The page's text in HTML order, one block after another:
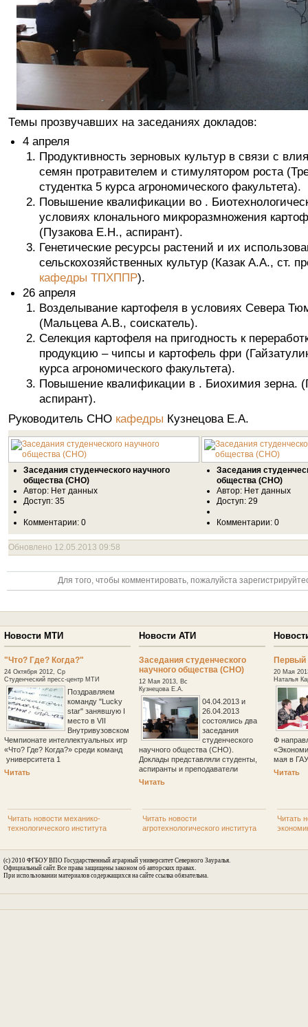
Темы прозвучавших на заседаниях докладов:
4 апреля
Продуктивность зерновых культур в связи с
семян протравителем и стимулятором роста
студентка 5 курса агрономического факультета).
Повышение квалификации во .
условиях клонального микроразмножения
(Пузакова Е.Н., аспирант).
Генетические ресурсы растений и их
сельскохозяйственных культур (Казак А.А., ст.
кафедры ТПХППР).
26 апреля
Возделывание картофеля в условиях Севера
(Мальцева А.В., соискатель).
Селекция картофеля на пригодность к
продукцию – чипсы и картофель фри
курса агрономического факультета).
Повышение квалификации в . Биохимия зерна.
аспирант).
Руководитель СНО кафедры Кузнецова Е.А.
Заседания студенческого научного
общества (СНО)
Автор: Нет данных
Доступ: 35
Комментарии: 0
Заседания
общества (СНО)
Автор: Нет данных
Доступ: 29
Комментарии: 0
Обновлено 12.05.2013 09:58
Для того, чтобы комментировать, пожалуйста
Новости МТИ
"Что? Где? Когда?"
24 Октября 2012, Ср
Студенческий пресс-центр МТИ
Поздравляем
команду "Lucky
star" занявшую I
место в VII
Внутривузовском
Чемпионате интеллектуальных игр
«Что? Где? Когда?» среди команд
университета 1
Читать
Новости АТИ
Заседания студенческого
научного общества (СНО)
12 Мая 2013, Вс
Кузнецова Е.А.
04.04.2013 и
26.04.2013
состоялись два
заседания
студенческого
научного общества (СНО).
Доклады представляли студенты,
аспиранты и преподаватели
Читать
Первый
20 Мая
Наталья
Ф
мая в ГАУ
Читать
Читать новости механико-
технологического института
Читать новости
агротехнологического института
Читать
(c) 2010 ФГБОУ ВПО Государственный аграрный университет Северного Зауралья.
Официальный сайт. Все права защищены законом об авторских правах.
При использовании материалов содержащихся на сайте ссылка обязательна.